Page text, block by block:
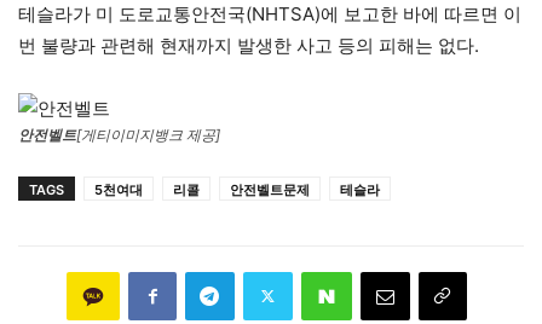
테슬라가 미 도로교통안전국(NHTSA)에 보고한 바에 따르면 이
번 불량과 관련해 현재까지 발생한 사고 등의 피해는 없다.
안전벨트[게티이미지뱅크 제공]
TAGS 5천여대 리콜 안전벨트문제 테슬라